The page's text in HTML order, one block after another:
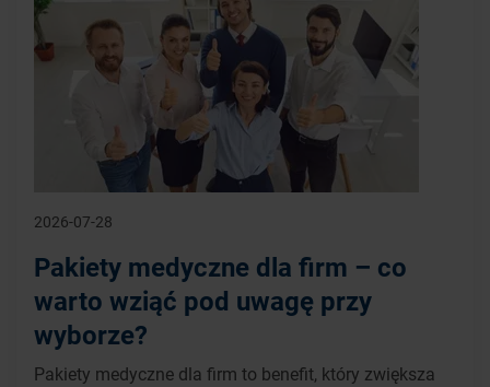
2026-07-28
Pakiety medyczne dla firm – co
warto wziąć pod uwagę przy
wyborze?
Pakiety medyczne dla firm to benefit, który zwiększa